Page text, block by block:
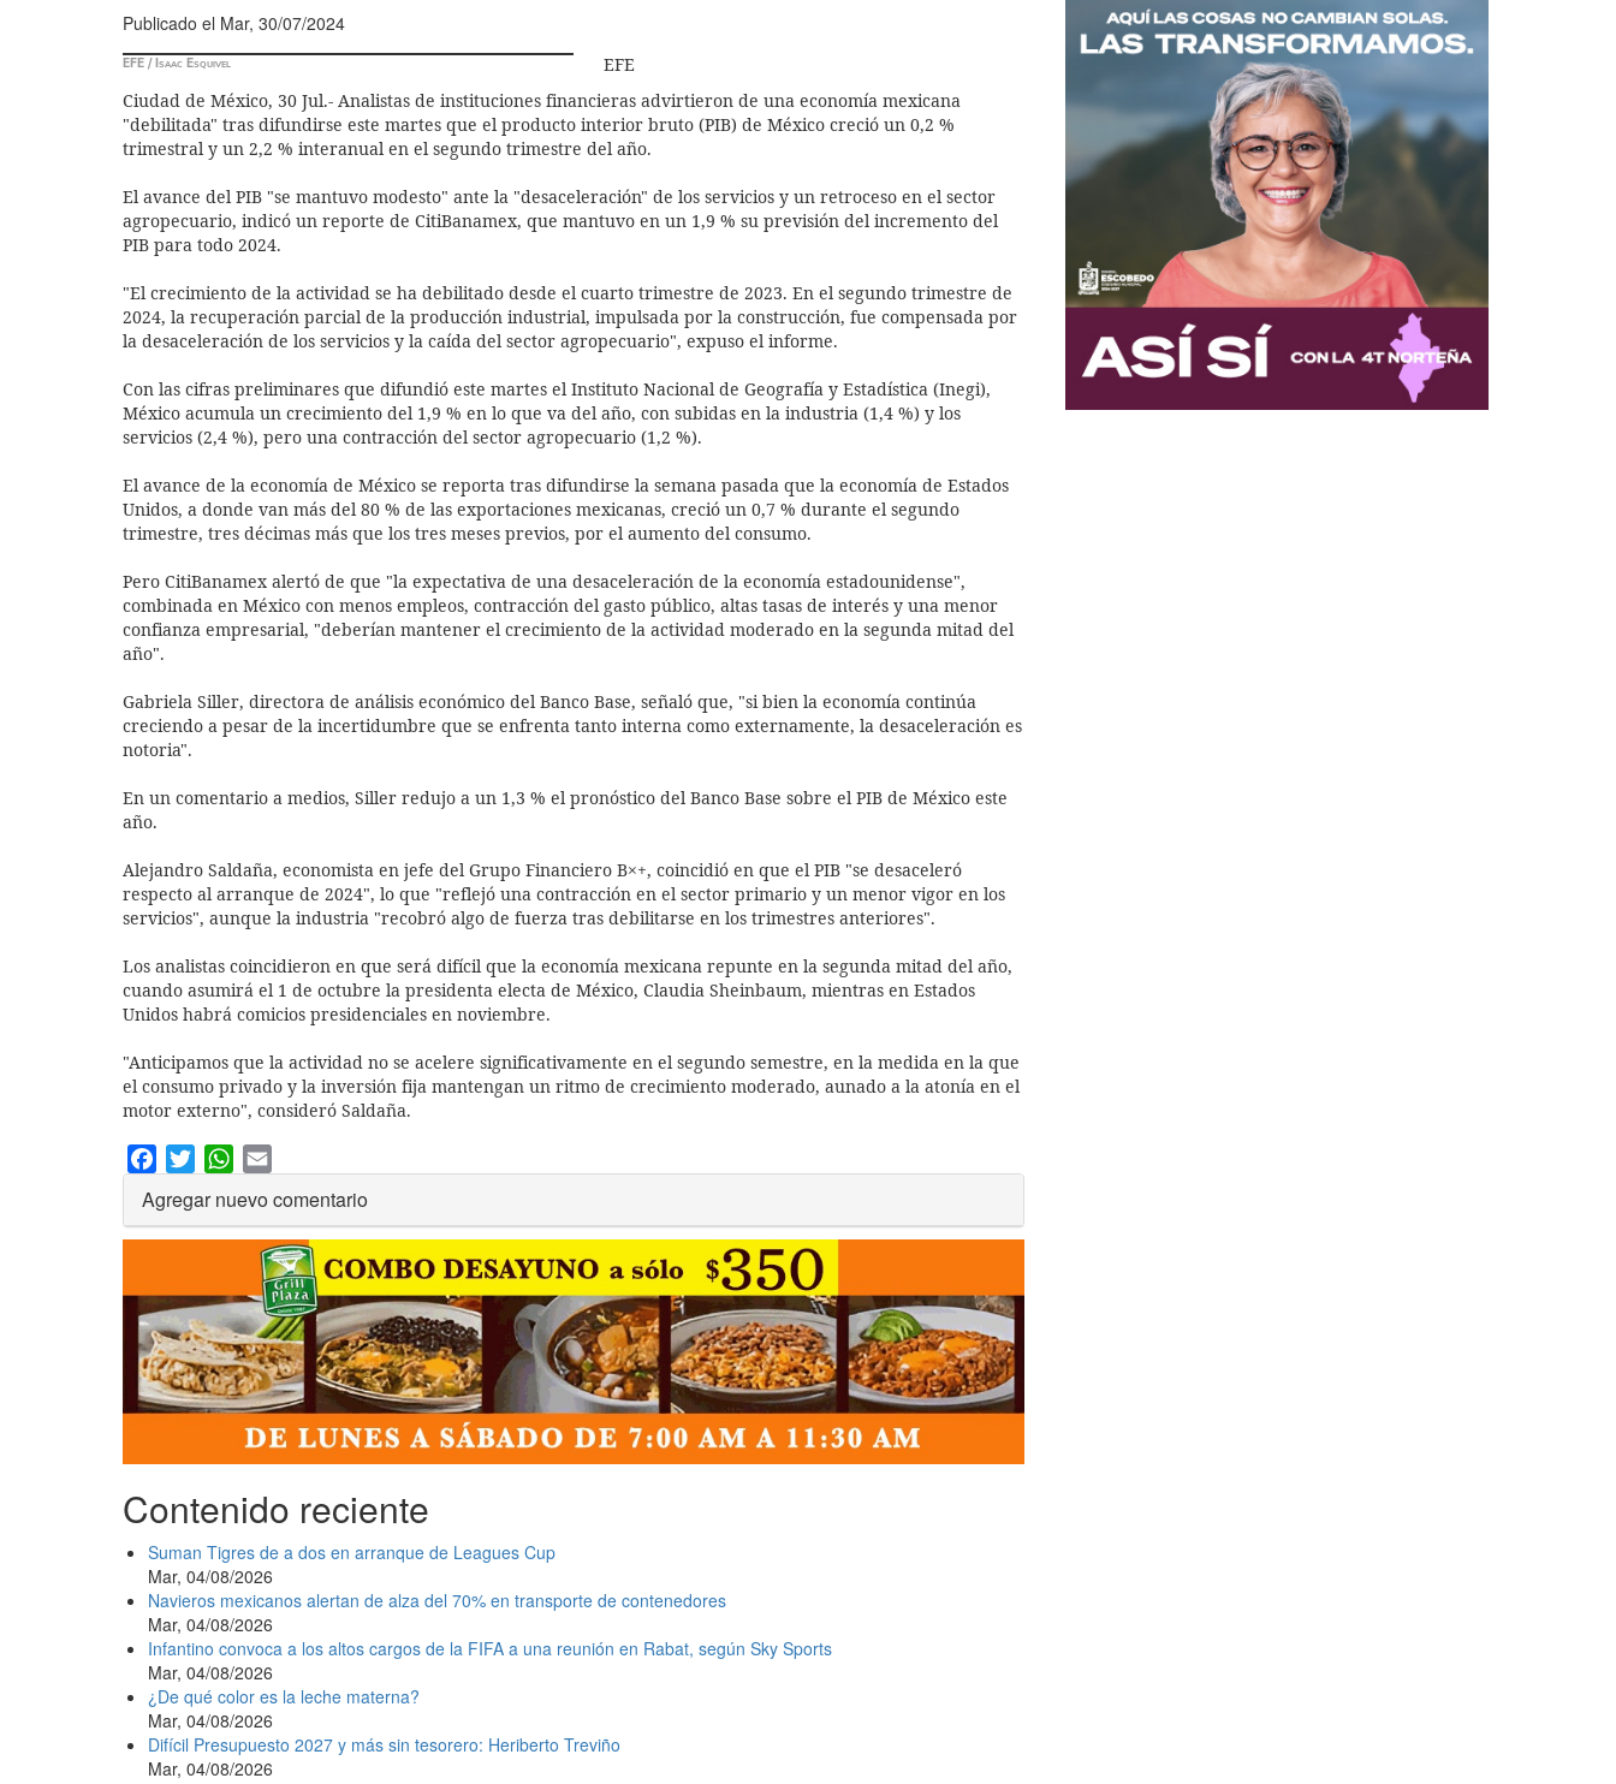
Publicado el Mar, 30/07/2024
EFE / Isaac Esquivel
EFE
Ciudad de México, 30 Jul.- Analistas de instituciones financieras advirtieron de una economía mexicana
"debilitada" tras difundirse este martes que el producto interior bruto (PIB) de México creció un 0,2 %
trimestral y un 2,2 % interanual en el segundo trimestre del año.
El avance del PIB "se mantuvo modesto" ante la "desaceleración" de los servicios y un retroceso en el sector
agropecuario, indicó un reporte de CitiBanamex, que mantuvo en un 1,9 % su previsión del incremento del
PIB para todo 2024.
"El crecimiento de la actividad se ha debilitado desde el cuarto trimestre de 2023. En el segundo trimestre de
2024, la recuperación parcial de la producción industrial, impulsada por la construcción, fue compensada por
la desaceleración de los servicios y la caída del sector agropecuario", expuso el informe.
Con las cifras preliminares que difundió este martes el Instituto Nacional de Geografía y Estadística (Inegi),
México acumula un crecimiento del 1,9 % en lo que va del año, con subidas en la industria (1,4 %) y los
servicios (2,4 %), pero una contracción del sector agropecuario (1,2 %).
El avance de la economía de México se reporta tras difundirse la semana pasada que la economía de Estados
Unidos, a donde van más del 80 % de las exportaciones mexicanas, creció un 0,7 % durante el segundo
trimestre, tres décimas más que los tres meses previos, por el aumento del consumo.
Pero CitiBanamex alertó de que "la expectativa de una desaceleración de la economía estadounidense",
combinada en México con menos empleos, contracción del gasto público, altas tasas de interés y una menor
confianza empresarial, "deberían mantener el crecimiento de la actividad moderado en la segunda mitad del
año".
Gabriela Siller, directora de análisis económico del Banco Base, señaló que, "si bien la economía continúa
creciendo a pesar de la incertidumbre que se enfrenta tanto interna como externamente, la desaceleración es
notoria".
En un comentario a medios, Siller redujo a un 1,3 % el pronóstico del Banco Base sobre el PIB de México este
año.
Alejandro Saldaña, economista en jefe del Grupo Financiero B×+, coincidió en que el PIB "se desaceleró
respecto al arranque de 2024", lo que "reflejó una contracción en el sector primario y un menor vigor en los
servicios", aunque la industria "recobró algo de fuerza tras debilitarse en los trimestres anteriores".
Los analistas coincidieron en que será difícil que la economía mexicana repunte en la segunda mitad del año,
cuando asumirá el 1 de octubre la presidenta electa de México, Claudia Sheinbaum, mientras en Estados
Unidos habrá comicios presidenciales en noviembre.
"Anticipamos que la actividad no se acelere significativamente en el segundo semestre, en la medida en la que
el consumo privado y la inversión fija mantengan un ritmo de crecimiento moderado, aunado a la atonía en el
motor externo", consideró Saldaña.
Facebook
TwitterWhatsApp
Agregar nuevo comentario
Contenido reciente
Suman Tigres de a dos en arranque de Leagues Cup
Mar, 04/08/2026
Navieros mexicanos alertan de alza del 70% en transporte de contenedores
Mar, 04/08/2026
Infantino convoca a los altos cargos de la FIFA a una reunión en Rabat, según Sky Sports
Mar, 04/08/2026
¿De qué color es la leche materna?
Mar, 04/08/2026
Difícil Presupuesto 2027 y más sin tesorero: Heriberto Treviño
Mar, 04/08/2026